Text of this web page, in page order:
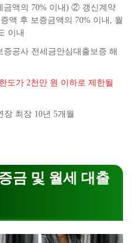
금액의 70% 이내) ② 갱신계약
액 후 보증금액의 70% 이내, 월
이내
증공사 전세금안심대출보증 해
도가 2천만 원 이하로 제한될
장 최장 10년 5개월
금 및 월세 대출